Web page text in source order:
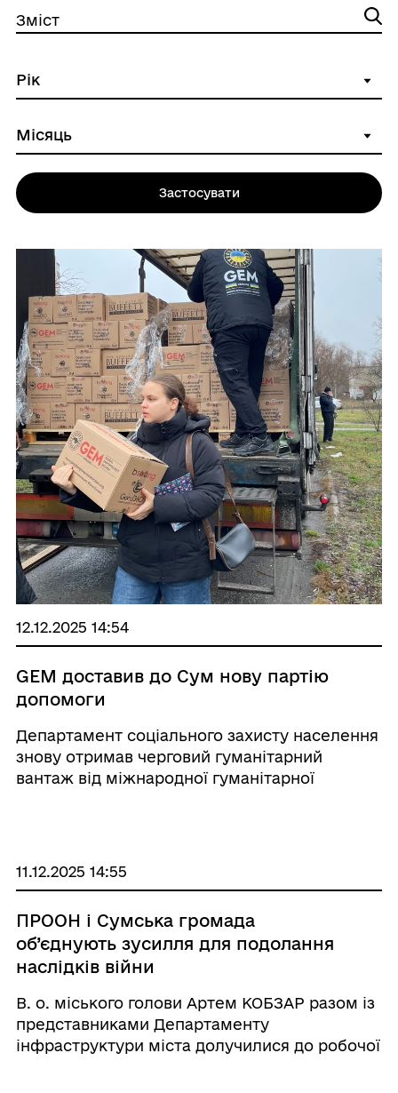
12.12.2025 14:54
GEM доставив до Сум нову партію
допомоги
Департамент соціального захисту населення
знову отримав черговий гуманітарний
вантаж від міжнародної гуманітарної
11.12.2025 14:55
ПРООН і Сумська громада
об’єднують зусилля для подолання
наслідків війни
В. о. міського голови Артем КОБЗАР разом із
представниками Департаменту
інфраструктури міста долучилися до робочої
Зміст
Застосувати